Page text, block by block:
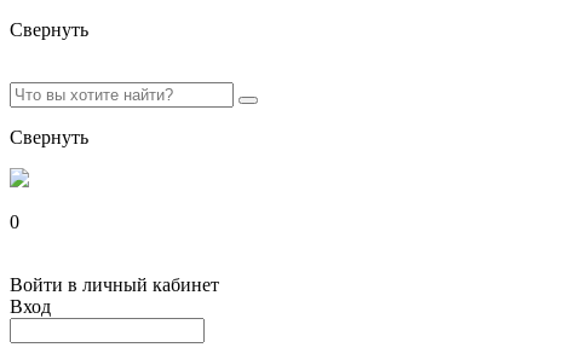
Свернуть
Свернуть
0
Войти в личный кабинет
Вход